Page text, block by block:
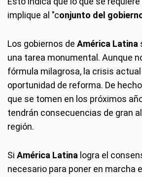
implique al "conjunto del
Los gobiernos de América Latina
una tarea monumental. Aunque
fórmula milagrosa, la crisis
oportunidad de reforma. De
que se tomen en los próximos
tendrán consecuencias de gran
región.
Si América Latina logra el
necesario para poner en marcha